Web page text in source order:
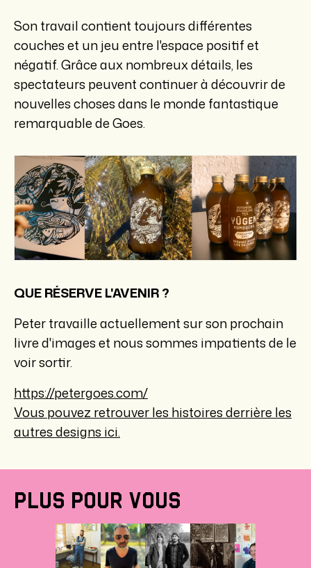
Son travail contient toujours différentes
couches et un jeu entre l'espace positif et
négatif. Grâce aux nombreux détails, les
spectateurs peuvent continuer à découvrir de
nouvelles choses dans le monde fantastique
remarquable de Goes.
QUE RÉSERVE L'AVENIR ?
Peter travaille actuellement sur son prochain
livre d'images et nous sommes impatients de le
voir sortir.
https://petergoes.com/
Vous pouvez retrouver les histoires derrière les
autres designs ici.
PLUS POUR VOUS